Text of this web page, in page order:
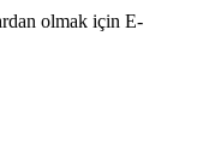
olmak için E-